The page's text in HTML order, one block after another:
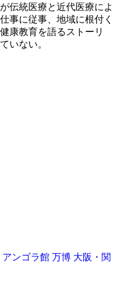
伝統医療と近代医療によ
事に従事、地域に根付く
康教育を語るストーリ
いない。
アンゴラ館 万博 大阪・関